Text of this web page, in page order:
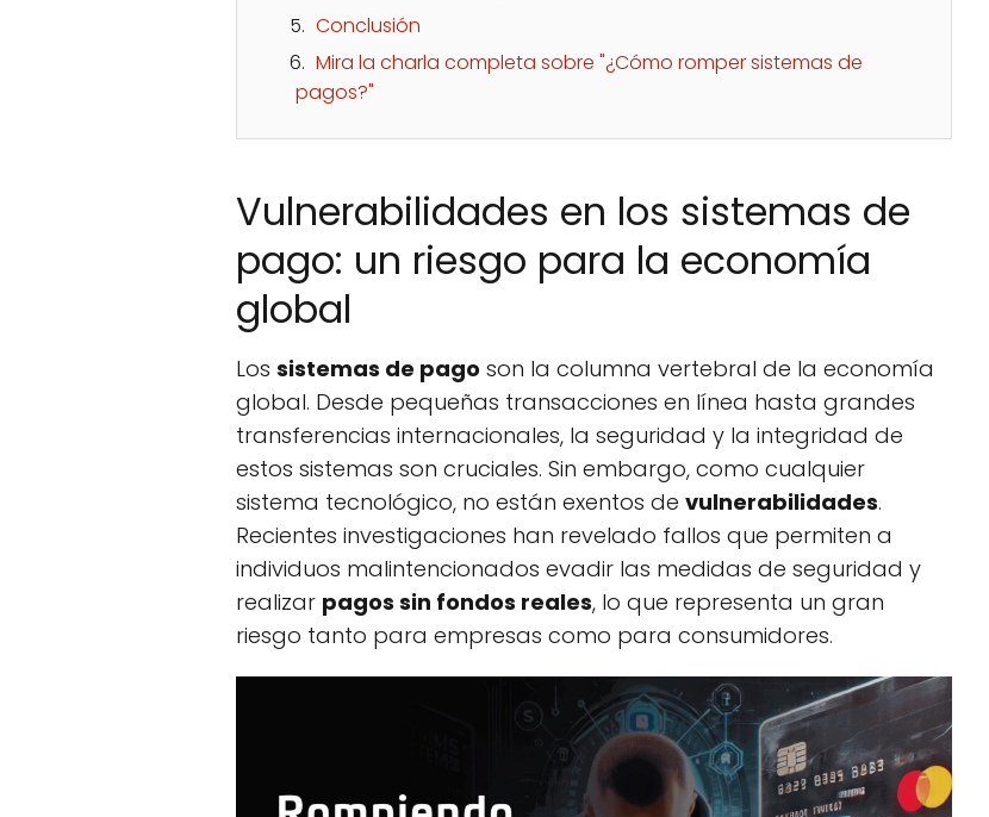
Conclusión
Mira la charla completa sobre "¿Cómo romper sistemas de
pagos?"
Vulnerabilidades en los sistemas de
pago: un riesgo para la economía
global
Los sistemas de pago son la columna vertebral de la economía
global. Desde pequeñas transacciones en línea hasta grandes
transferencias internacionales, la seguridad y la integridad de
estos sistemas son cruciales. Sin embargo, como cualquier
sistema tecnológico, no están exentos de vulnerabilidades.
Recientes investigaciones han revelado fallos que permiten a
individuos malintencionados evadir las medidas de seguridad y
realizar pagos sin fondos reales, lo que representa un gran
riesgo tanto para empresas como para consumidores.